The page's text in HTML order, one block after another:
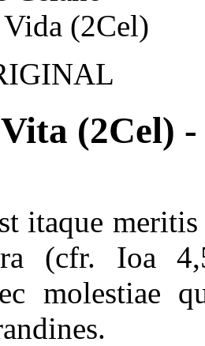
Vida (2Cel)
(2Cel) -
itaque
(cfr. Ioa
molestiae